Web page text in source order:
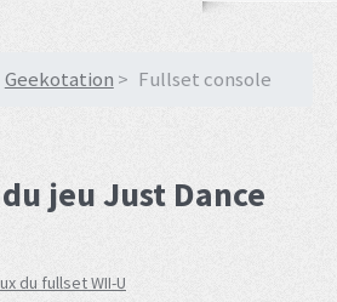
Geekotation Fullset console
jeu Just Dance
du fullset WII-U